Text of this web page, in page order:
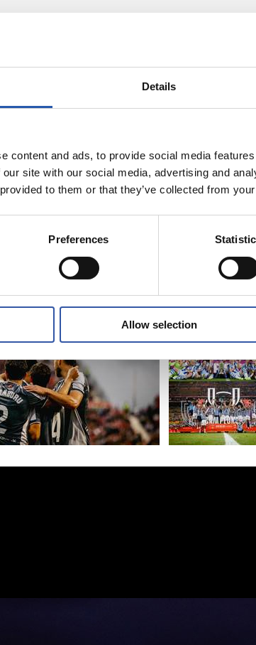
Details
content and ads, to provide social media
site with our social media, advertising and
to them or that they’ve collected from
Preferences
Allow selection
28/04/2026
COMMUNIQUÉS
Merci
Macron